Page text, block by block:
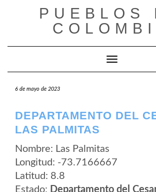
PUEBLOS
Cambiar modo
6 de mayo de 2023
DEPARTAMENTO DEL
LAS PALMITAS
Nombre: Las Palmitas
Longitud: -73.7166667
Latitud: 8.8
Estado: Departamento del